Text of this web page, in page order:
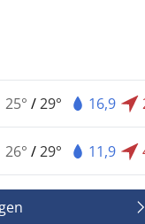
25° /29° 16,9
26° /29° 11,9